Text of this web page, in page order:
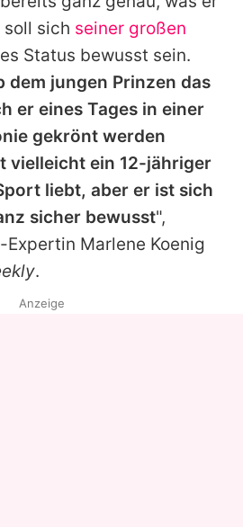
soll sich seiner großen
Status bewusst sein.
dem jungen Prinzen das
er eines Tages in einer
gekrönt werden
vielleicht ein 12-jähriger
liebt, aber er ist sich
sicher bewusst",
Marlene Koenig
.
Anzeige